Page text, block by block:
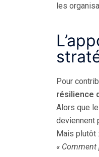
les
Pour
résilience
Alors que
deviennent
Mais plutôt :
«